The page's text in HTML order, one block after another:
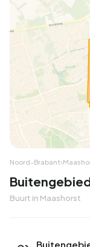
Noord-Brabant›
Buurt in Maashorst